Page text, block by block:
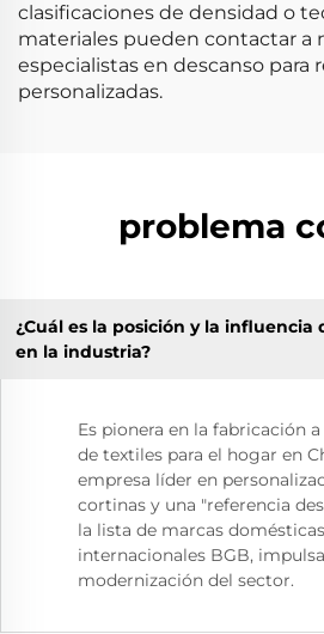
clasificaciones de densidad o
materiales pueden contactar a
especialistas en descanso para
personalizadas.
problema
¿Cuál es la posición y la influencia
en la industria?
Es pionera en la fabricación
de textiles para el hogar en
empresa líder en
cortinas y una "referencia
la lista de marcas domésticas
internacionales BGB,
modernización del sector.